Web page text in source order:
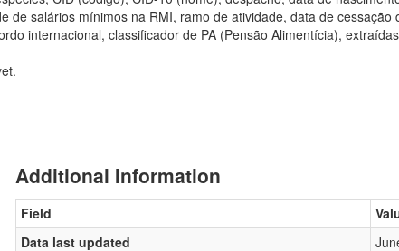
de salários mínimos na RMI, ramo de atividade, data de
internacional, classificador de PA (Pensão Alimentícia),
Additional Information
Field
Data last updated